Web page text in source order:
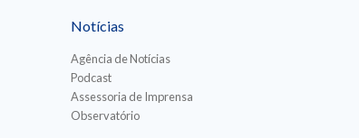
Notícias
Agência de Notícias
Podcast
Assessoria de Imprensa
Observatório